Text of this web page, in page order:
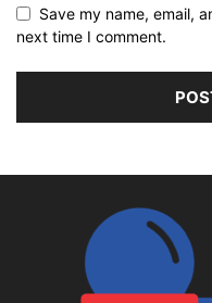
Save my name, email,
next time I comment.